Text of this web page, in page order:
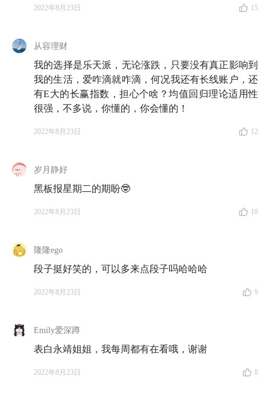
2022年8月23日 15
从容理财
我的选择是乐天派，无论涨跌，只要没有真正影响到
我的生活，爱咋滴就咋滴，何况我还有长线账户，还
有E大的长赢指数，担心个啥？均值回归理论适用性
很强，不多说，你懂的，你会懂的！
2022年8月23日 12
岁月静好
黑板报星期二的期盼🤓
2022年8月23日 10
隆隆ego
段子挺好笑的，可以多来点段子吗哈哈哈
2022年8月23日 9
Emily爱深蹲
表白永靖姐姐，我每周都有在看哦，谢谢
2022年8月23日 8